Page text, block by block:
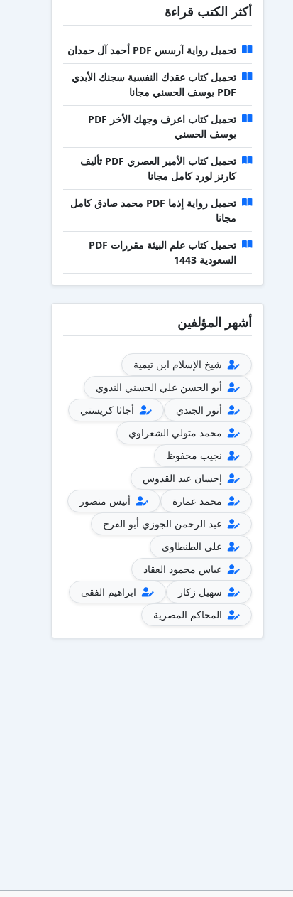
أكثر الكتب قراءة
تحميل رواية آرسس PDF أحمد آل حمدان
تحميل كتاب عقدك النفسية سجنك الأبدي
PDF يوسف الحسني مجانا
تحميل كتاب اعرف وجهك الأخر PDF
يوسف الحسني
تحميل كتاب الأمير العصري PDF تأليف
كارنز لورد كامل مجانا
تحميل رواية إذما PDF محمد صادق كامل
مجانا
تحميل كتاب علم البيئة مقررات PDF
السعودية 1443
أشهر المؤلفين
شيخ الإسلام ابن تيمية
أبو الحسن علي الحسني الندوي
أنور الجندي
أجاثا كريستي
محمد متولي الشعراوي
نجيب محفوظ
إحسان عبد القدوس
محمد عمارة
أنيس منصور
عبد الرحمن الجوزي أبو الفرج
علي الطنطاوي
عباس محمود العقاد
سهيل زكار
ابراهيم الفقى
المحاكم المصرية